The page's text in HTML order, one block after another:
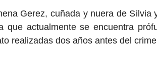
Gerez, cuñada y nuera de
que actualmente se encuentra
realizadas dos años antes del